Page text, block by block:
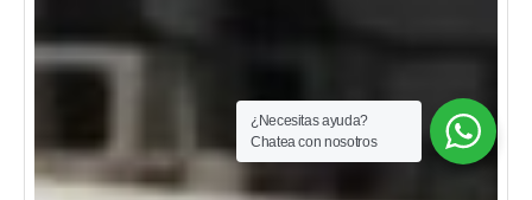
¿Necesitas ayuda?
Chatea con nosotros